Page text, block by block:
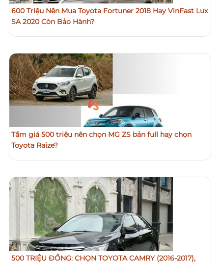
600 Triệu Nên Mua Toyota Fortuner 2018 Hay VinFast Lux
SA 2020 Còn Bảo Hành?
Tầm giá 500 triệu nên chọn MG ZS bản full hay chọn
Toyota Raize?
500 TRIỆU ĐỒNG: CHỌN TOYOTA CAMRY (2016-2017),